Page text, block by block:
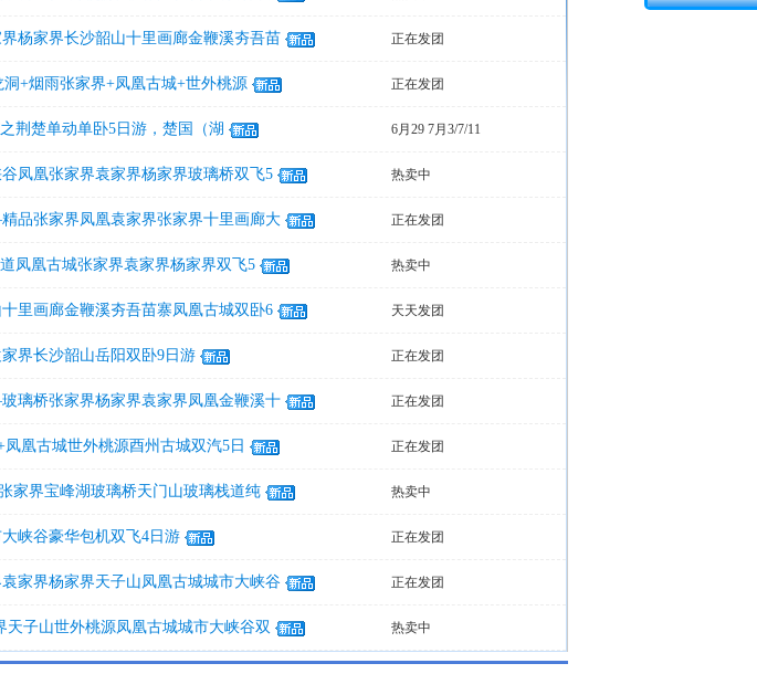
杨家界长沙韶山十里画廊金鞭溪夯吾苗 正在发团
+烟雨张家界+凤凰古城+世外桃源 正在发团
荆楚单动单卧5日游，楚国（湖 6月29 7月3/7/11
凤凰张家界袁家界杨家界玻璃桥双飞5 热卖中
品张家界凤凰袁家界张家界十里画廊大 正在发团
凤凰古城张家界袁家界杨家界双飞5 热卖中
里画廊金鞭溪夯吾苗寨凤凰古城双卧6 天天发团
界长沙韶山岳阳双卧9日游 正在发团
璃桥张家界杨家界袁家界凤凰金鞭溪十 正在发团
凰古城世外桃源酉州古城双汽5日 正在发团
家界宝峰湖玻璃桥天门山玻璃栈道纯 热卖中
峡谷豪华包机双飞4日游 正在发团
家界杨家界天子山凤凰古城城市大峡谷 正在发团
天子山世外桃源凤凰古城城市大峡谷双 热卖中